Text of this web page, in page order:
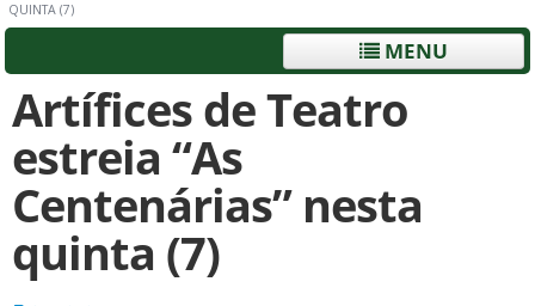
QUINTA (7)
MENU
Artífices de Teatro
estreia “As
Centenárias” nesta
quinta (7)